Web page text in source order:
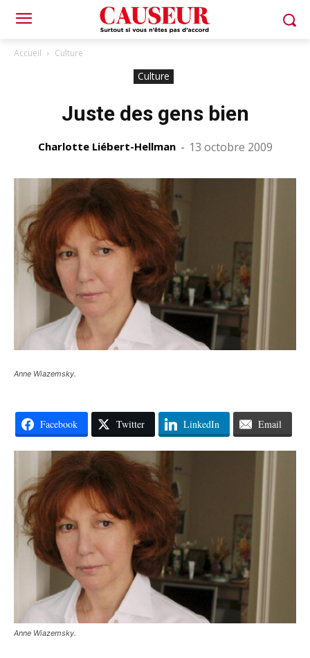
Accueil Culture
Culture
Juste des gens bien
Charlotte Liébert-Hellman - 13 octobre 2009
Anne Wiazemsky.
Facebook Twitter LinkedIn Email
Anne Wiazemsky.